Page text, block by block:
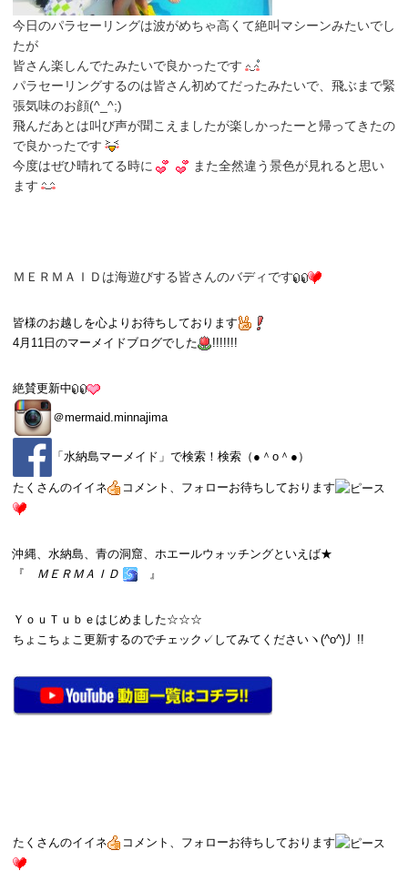
今日のパラセーリングは波がめちゃ高くて絶叫マシーンみたいでし
たが
皆さん楽しんでたみたいで良かったです
パラセーリングするのは皆さん初めてだったみたいで、飛ぶまで緊
張気味のお顔(^_^;)
飛んだあとは叫び声が聞こえましたが楽しかったーと帰ってきたの
で良かったです
今度はぜひ晴れてる時に
また全然違う景色が見れると思い
ます
ＭＥＲＭＡＩＤは海遊びする皆さんのバディです
皆様のお越しを心よりお待ちしております
4月11日 のマーメイドブログでした !!!!!!!
絶賛更新中
＠mermaid.minnajima
「 水納島マーメイド 」で検索！検索（●＾o＾●）
たくさんのイイネ コメント、フォローお待ちしております
沖縄、水納島、青の洞窟、ホエールウォッチングといえば★
『
ＭＥＲＭＡＩＤ 』
ＹｏｕＴｕｂｅはじめました☆☆☆
ちょこちょこ更新するのでチェック✓してみてくださいヽ(^o^)丿!!
たくさんのイイネ コメント、フォローお待ちしております